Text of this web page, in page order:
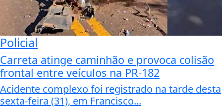
Policial
Carreta atinge caminhão e provoca colisão
frontal entre veículos na PR-182
Acidente complexo foi registrado na tarde desta
sexta-feira (31), em Francisco...